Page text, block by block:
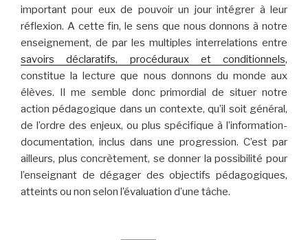
important pour eux de pouvoir un jour intégrer à leur
réflexion. A cette fin, le sens que nous donnons à notre
enseignement, de par les multiples interrelations entre
savoirs déclaratifs, procéduraux et conditionnels,
constitue la lecture que nous donnons du monde aux
élèves. Il me semble donc primordial de situer notre
action pédagogique dans un contexte, qu’il soit général,
de l’ordre des enjeux, ou plus spécifique à l’information-
documentation, inclus dans une progression. C’est par
ailleurs, plus concrètement, se donner la possibilité pour
l’enseignant de dégager des objectifs pédagogiques,
atteints ou non selon l’évaluation d’une tâche.